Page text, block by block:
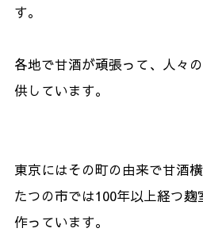
す。
各地で甘酒が頑張って、人々
供しています。
東京にはその町の由来で甘酒
たつの市では100年以上経つ麹
作っています。